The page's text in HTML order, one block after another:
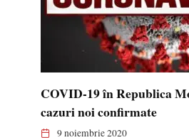
COVID-19 în Republica
cazuri noi confirmate
9 noiembrie 2020